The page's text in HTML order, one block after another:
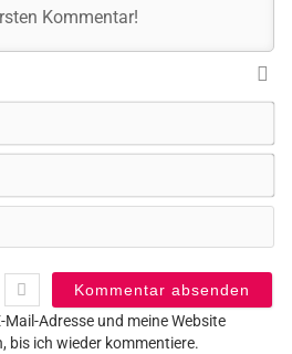
E-
Mail-Adresse und meine Website
bis ich wieder kommentiere.